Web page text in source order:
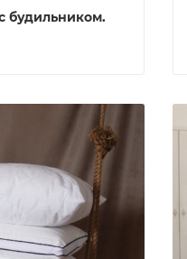
будильником.